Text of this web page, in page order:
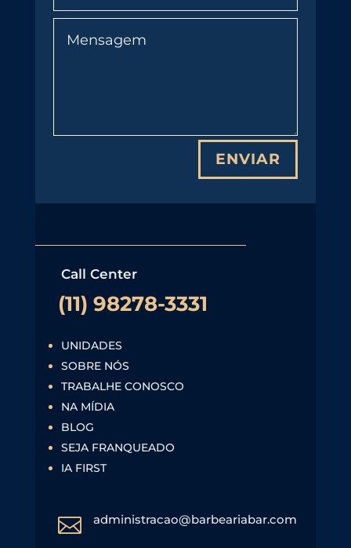
ENVIAR
Call Center
(11) 98278-3331
UNIDADES
SOBRE NÓS
TRABALHE CONOSCO
NA MÍDIA
BLOG
SEJA FRANQUEADO
IA FIRST
 administracao@barbeariabar.com